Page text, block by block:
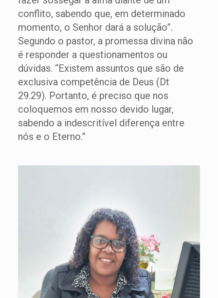
conflito, sabendo que, em determinado
momento, o Senhor dará a solução”.
Segundo o pastor, a promessa divina não
é responder a questionamentos ou
dúvidas. “Existem assuntos que são de
exclusiva competência de Deus (Dt
29.29). Portanto, é preciso que nos
coloquemos em nosso devido lugar,
sabendo a indescritível diferença entre
nós e o Eterno.”